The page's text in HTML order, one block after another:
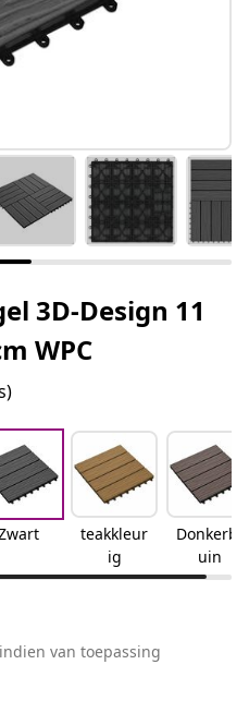
3D-Design 11
WPC
teakkleur
ig
Donkerbr
uin
van toepassing